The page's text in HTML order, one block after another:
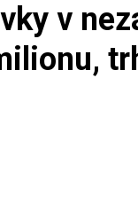
v